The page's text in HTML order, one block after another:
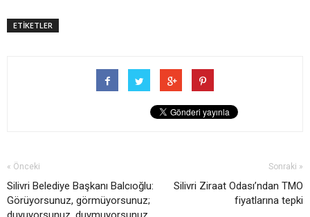
ETİKETLER
« Önceki
Silivri Belediye Başkanı Balcıoğlu:
Görüyorsunuz, görmüyorsunuz;
Sonraki »
Silivri Ziraat Odası’ndan TMO
fiyatlarına tepki